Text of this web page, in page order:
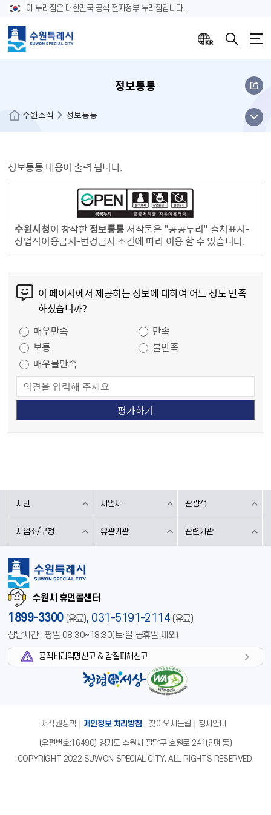
이 누리집은 대한민국 공식 전자정부 누리집입니다.
정보통통
수원소식 정보통통
메뉴
열기
정보통통 내용이 출력 됩니다.
수원시청이 창작한정보통통 저작물은 "공공누리" 출처표시-
상업적이용금지-변경금지 조건에 따라 이용 할 수 있습니다.
이 페이지에서 제공하는 정보에 대하여 어느 정도 만족
하셨습니까?
매우만족
만족
보통
불만족
매우불만족
시민 사업자 관광객
사업소/구청 유관기관 관련기관
수원시 휴먼콜센터
1899-3300 (유료), 031-5191-2114 (유료)
상담시간 : 평일 08:30~18:30(토·일·공휴일 제외)
공직비리익명신고 & 갑질피해신고
저작권정책 개인정보 처리방침 찾아오시는길 청사안내
(우편번호:16490) 경기도 수원시 팔달구 효원로 241(인계동)
COPYRIGHT 2022 SUWON SPECIAL CITY. ALL RIGHTS RESERVED.